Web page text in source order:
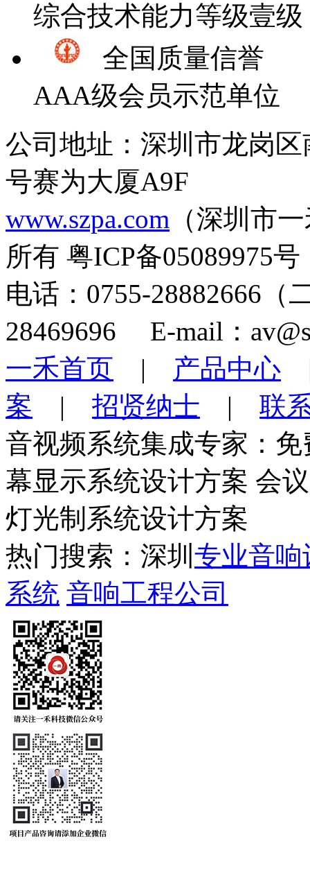
综合技术能力等级壹级
全国质量信誉
AAA级会员示范单位
公司地址：深圳市龙岗
号赛为大厦A9F
www.szpa.com （深圳市
所有 粤ICP备05089975号
电话：0755-28882666
28469696 E-mail：
一禾首页 | 产品中心
案 | 招贤纳士 | 联
音视频系统集成专家：
幕显示系统设计方案 会
灯光制系统设计方案
热门搜索：深圳 专业音响
系统 音响工程公司